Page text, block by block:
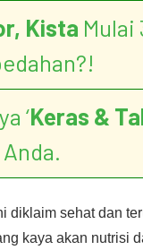
Kista Mulai
‘Keras &
diklaim sehat dan
kaya akan nutrisi